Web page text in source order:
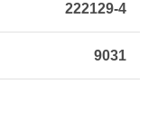
222129-4
9031